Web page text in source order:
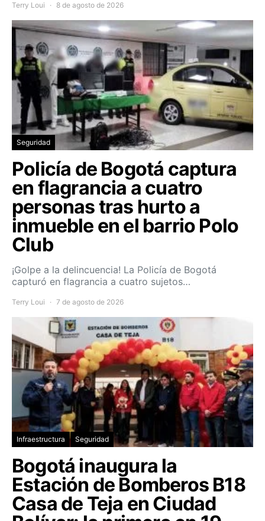
Terry Loui 8 de agosto de 2026
Seguridad
Policía de Bogotá captura
en flagrancia a cuatro
personas tras hurto a
inmueble en el barrio Polo
Club
¡Golpe a la delincuencia! La Policía de Bogotá
capturó en flagrancia a cuatro sujetos…
Terry Loui 7 de agosto de 2026
Infraestructura Seguridad
Bogotá inaugura la
Estación de Bomberos B18
Casa de Teja en Ciudad